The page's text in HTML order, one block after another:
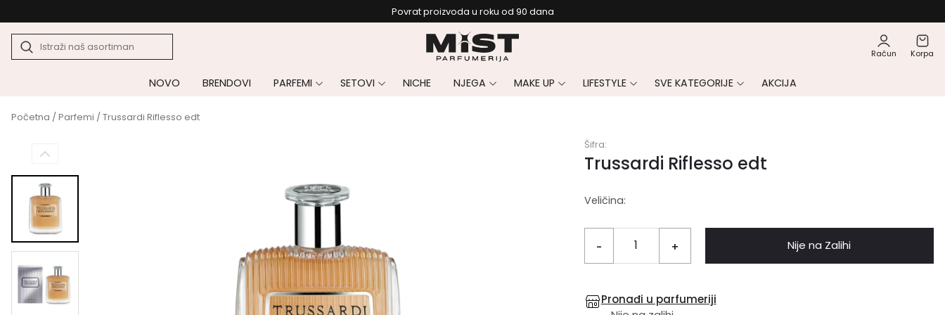
Povrat proizvoda u roku od 90 dana
Račun Korpa
NOVO BRENDOVI PARFEMI SETOVI NICHE NJEGA MAKE UP LIFESTYLE SVE KATEGORIJE AKCIJA
Početna /Parfemi / Trussardi Riflesso edt
Šifra:
Trussardi Riflesso edt
Veličina:
- + Nije na Zalihi
Pronađi u parfumeriji